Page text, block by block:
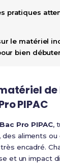
pratiques
le matériel
bien débuter
PIPAC
Bac Pro PIPAC,
aliments
encadré.
et un impact